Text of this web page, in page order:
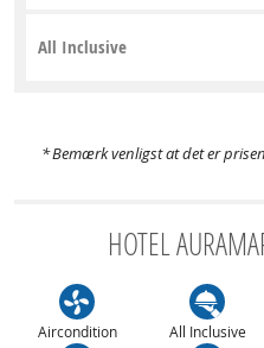
All Inclusive
Bemærk venligst at det er
HOTEL
Aircondition All Inclusive